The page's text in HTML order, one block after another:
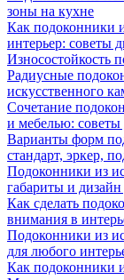
зоны на кухне
Как подоконники
интерьер: советы
Износостойкость
Радиусные
искусственного
Сочетание
и мебелью: советы
Варианты форм
стандарт, эркер,
Подоконники из
габариты и
Как сделать
внимания в
Подоконники из
для любого
Как подоконники